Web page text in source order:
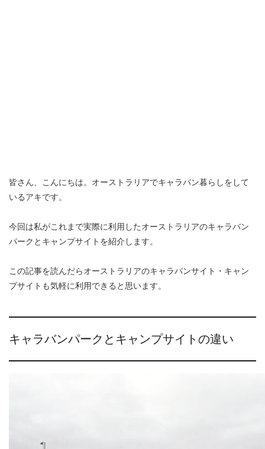
皆さん、こんにちは。オーストラリアでキャラバン暮らしをして
いるアキです。
今回は私がこれまで実際に利用したオーストラリアのキャラバン
パークとキャンプサイトを紹介します。
この記事を読んだらオーストラリアのキャラバンサイト・キャン
プサイトも気軽に利用できると思います。
キャラバンパークとキャンプサイトの違い